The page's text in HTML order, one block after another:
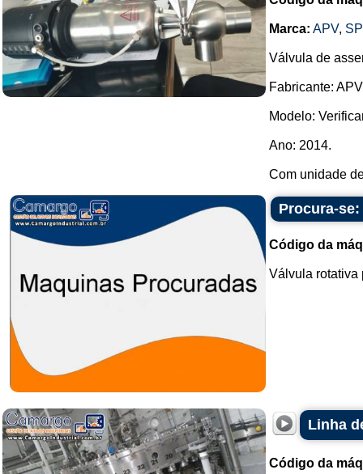
Marca: APV,
Válvula de
Fabricante:
Modelo:
Ano: 2014.
Com unidade
Procura-
Código da
Válvula rotativa
Linha
Código da